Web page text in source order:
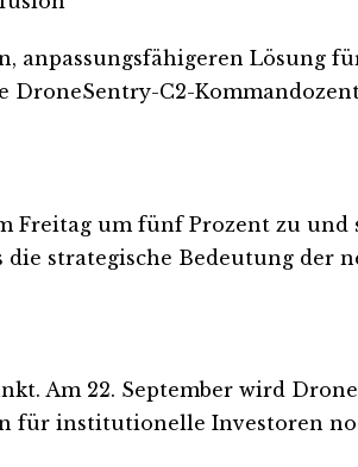
anpassungsfähigeren Lösung
C2-
um fünf Prozent zu und
die strategische Bedeutung der
Am 22. September wird
für institutionelle Investoren